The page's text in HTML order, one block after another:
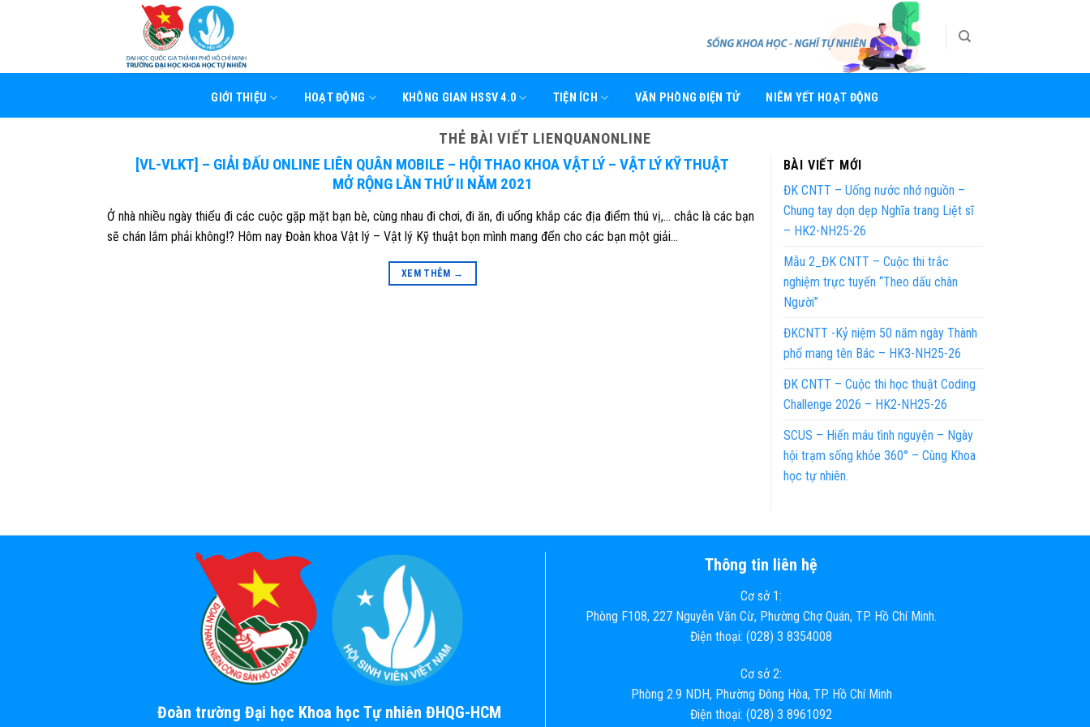
GIỚI THIỆU HOẠT ĐỘNG KHÔNG GIAN HSSV 4.0 TIỆN ÍCH VĂN PHÒNG ĐIỆN TỬ NIÊM YẾT HOẠT ĐỘNG
THẺ BÀI VIẾT LIENQUANONLINE
[VL-VLKT] – GIẢI ĐẤU ONLINE LIÊN QUÂN MOBILE – HỘI THAO KHOA VẬT LÝ – VẬT LÝ KỸ THUẬT
MỞ RỘNG LẦN THỨ II NĂM 2021
Ở nhà nhiều ngày thiếu đi các cuộc gặp mặt bạn bè, cùng nhau đi chơi, đi ăn, đi uống khắp các địa điểm thú vị,… chắc là các bạn
sẽ chán lắm phải không!? Hôm nay Đoàn khoa Vật lý – Vật lý Kỹ thuật bọn mình mang đến cho các bạn một giải…
XEM THÊM →
BÀI VIẾT MỚI
ĐK CNTT – Uống nước nhớ nguồn –
Chung tay dọn dẹp Nghĩa trang Liệt sĩ
– HK2-NH25-26
Mẫu 2_ĐK CNTT – Cuộc thi trắc
nghiệm trực tuyến “Theo dấu chân
Người”
ĐKCNTT -Kỷ niệm 50 năm ngày Thành
phố mang tên Bác – HK3-NH25-26
ĐK CNTT – Cuộc thi học thuật Coding
Challenge 2026 – HK2-NH25-26
SCUS – Hiến máu tình nguyện – Ngày
hội trạm sống khỏe 360° – Cùng Khoa
học tự nhiên.
Đoàn trường Đại học Khoa học Tự nhiên ĐHQG-HCM
Thông tin liên hệ
Cơ sở 1:
Phòng F108, 227 Nguyễn Văn Cừ, Phường Chợ Quán, TP. Hồ Chí Minh.
Điện thoại: (028) 3 8354008
Cơ sở 2:
Phòng 2.9 NDH, Phường Đông Hòa, TP. Hồ Chí Minh
Điện thoại: (028) 3 8961092